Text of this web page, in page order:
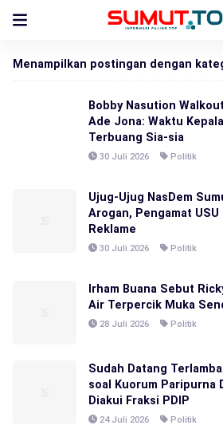
Menampilkan postingan dengan
Bobby Nasution
Ade Jona: Waktu
Terbuang Sia-sia
30 Juli 2026 Politik
Ujug-Ujug NasDem
Arogan, Pengamat
Reklame
30 Juli 2026 Politik
Irham Buana Sebut
Air Terpercik Muka
28 Juli 2026 Politik
Sudah Datang
soal Kuorum Paripurna
Diakui Fraksi PDIP
24 Juli 2026 Politik